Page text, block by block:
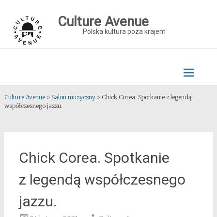
content
Culture Avenue
Polska kultura poza krajem
Culture Avenue> Salon muzyczny> Chick Corea. Spotkanie z legendą
współczesnego jazzu.
Chick Corea. Spotkanie
z legendą współczesnego
jazzu.